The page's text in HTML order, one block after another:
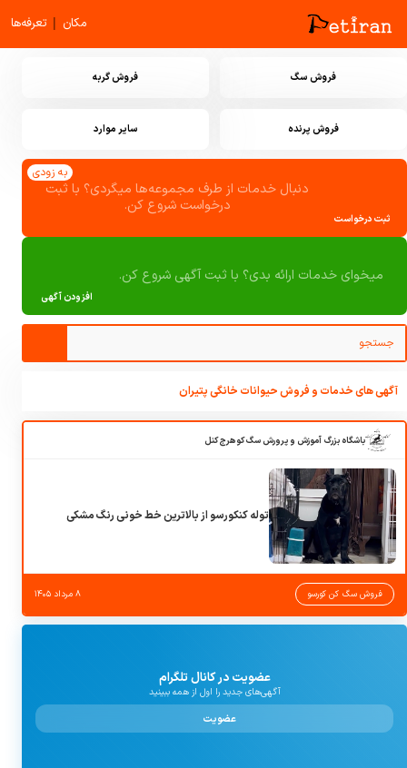
مکان | تعرفه‌ها
فروش سگ فروش گربه
فروش پرنده سایر موارد
ثبت درخواست
دنبال خدمات از طرف مجموعه‌ها میگردی؟ با ثبت
درخواست شروع کن.
به زودی
افزودن آگهی
میخوای خدمات ارائه بدی؟ با ثبت آگهی شروع کن.
آگهی های خدمات و فروش حیوانات خانگی پتیران
باشگاه بزرگ آموزش و پرورش سگ کوهرج کنل
توله کنکورسو از بالاترین خط خونی رنگ مشکی
فروش سگ کن کورسو ۸ مرداد ۱۴۰۵
عضویت در کانال تلگرام
آگهی‌های جدید را اول از همه ببینید
عضویت